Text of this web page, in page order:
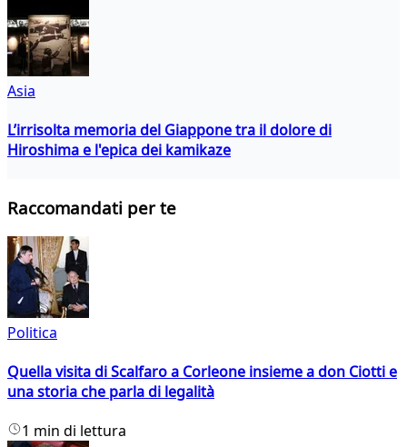
Asia
L’irrisolta memoria del Giappone tra il dolore di
Hiroshima e l'epica dei kamikaze
Raccomandati per te
Politica
Quella visita di Scalfaro a Corleone insieme a don Ciotti e
una storia che parla di legalità
1 min di lettura